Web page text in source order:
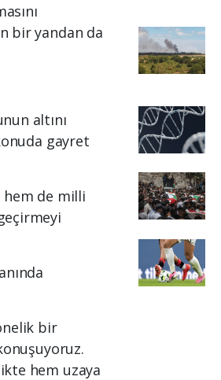
bir yandan da
altını
gayret
hem de milli
bir
hem uzaya